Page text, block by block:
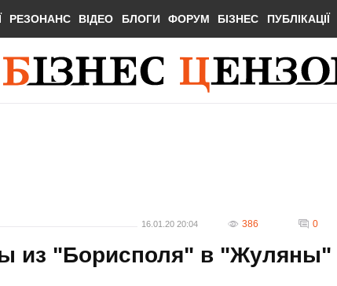
РЕЗОНАНС ВІДЕО БЛОГИ ФОРУМ БІЗНЕС ПУБЛІКАЦІЇ
16.01.20 20:04 386 0
из "Борисполя" в "Жуляны"